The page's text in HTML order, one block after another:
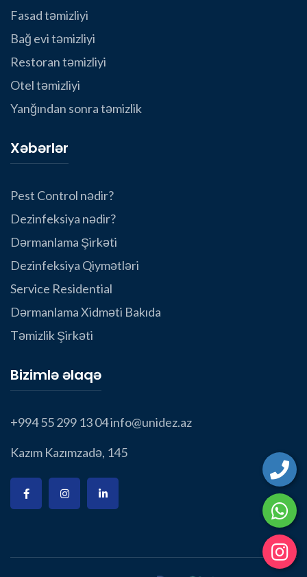
Fasad təmizliyi
Bağ evi təmizliyi
Restoran təmizliyi
Otel təmizliyi
Yanğından sonra təmizlik
Xəbərlər
Pest Control nədir?
Dezinfeksiya nədir?
Dərmanlama Şirkəti
Dezinfeksiya Qiymətləri
Service Residential
Dərmanlama Xidməti Bakıda
Təmizlik Şirkəti
Bizimlə əlaqə
+994 55 299 13 04info@unidez.az
Kazım Kazımzadə, 145